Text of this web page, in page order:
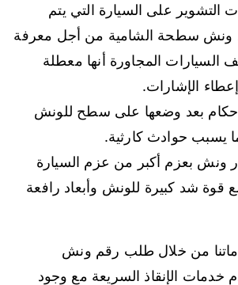
التشوير على السيارة التي يتم
ونش سطحة الشامية من أجل معرفة
السيارات المجاورة أنها معطلة
الإشارات.
بعد وضعها على سطح للونش
يسبب حوادث كارثية.
ونش بعزم أكبر من عزم السيارة
قوة شد كبيرة للونش وأبعاد رافعة
من خلال طلب رقم ونش
خدمات الإنقاذ السريعة مع وجود